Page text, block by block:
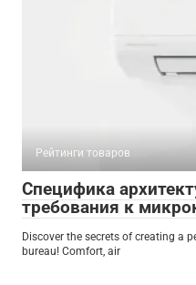
Рейтинги товаров
Специфика
требования к
Discover the secrets of creating a
bureau! Comfort, air